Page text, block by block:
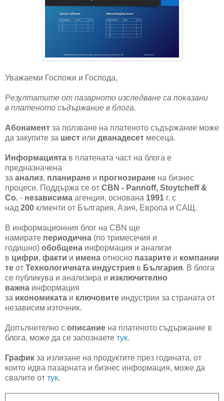
Уважаеми Госпожи и Господа,
Резултатите от пазарното изследване са показани
в платеното съдържание в блога.
Абонамент за ползване на платеното съдържание може
да закупите за шест или дванадесет месеца.
Информацията в платената част на блога е
предназначена
за анализ, планиране и прогнозиране на бизнес
процеси. Поддържа се от CBN - Pannoff, Stoytcheff &
Co. - независима агенция, основана 1991 г. с
над 200 клиенти от България, Азия, Европа и САЩ.
В информационния блог на CBN ще
намирате периодична (по тримесечия и
годишно) обобщена информация и анализи
в цифри, факти и имена относно пазарите и компании
те от Технологичната индустрия в България. В блога
се публикува и анализира и изключително
важна информация
за икономиката и ключовите индустрии за страната от
независим източник.
Допълнително с описание на платеното съдържание в
блога, може да се запознаете тук.
График за излизане на продуктите през годината, от
които идва пазарната и бизнес информация, може да
свалите от тук.